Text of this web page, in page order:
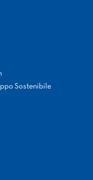
Sostenibile